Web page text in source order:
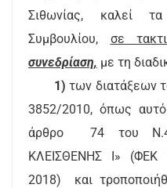
Σιθωνίας, καλεί
Συμβουλίου, σε
συνεδρίαση, με τη
1) των διατάξεων
3852/2010, όπως
άρθρο 74 του
ΚΛΕΙΣΘΕΝΗΣ Ι» (ΦΕΚ
2018) και